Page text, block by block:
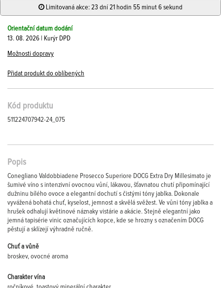
Limitovaná akce: 23 dní 21 hodin 55 minut 6 sekund
Orientační datum dodání
13. 08. 2026 | Kurýr DPD
Možnosti dopravy
Přidat produkt do oblíbených
Kód produktu
511224707942-24_075
Popis
Conegliano Valdobbiadene Prosecco Superiore DOCG Extra Dry Millesimato je
šumivé víno s intenzivní ovocnou vůní, lákavou, šťavnatou chutí připomínající
dužninu bílého ovoce a elegantní dochutí s čistými tóny jablka. Dokonale
vyvážená bohatá chuť, kyselost, jemnost a skvělá svěžest. Ve vůni tóny jablka a
hrušek odhalují květinové náznaky vistárie a akácie. Stejně elegantní jako
jemná tapisérie vinic označujících kopce, kde se hrozny s označením DOCG
pěstují a sklízejí výhradně ručně.
Chuť a vůně
broskev, ovocné aroma
Charakter vína